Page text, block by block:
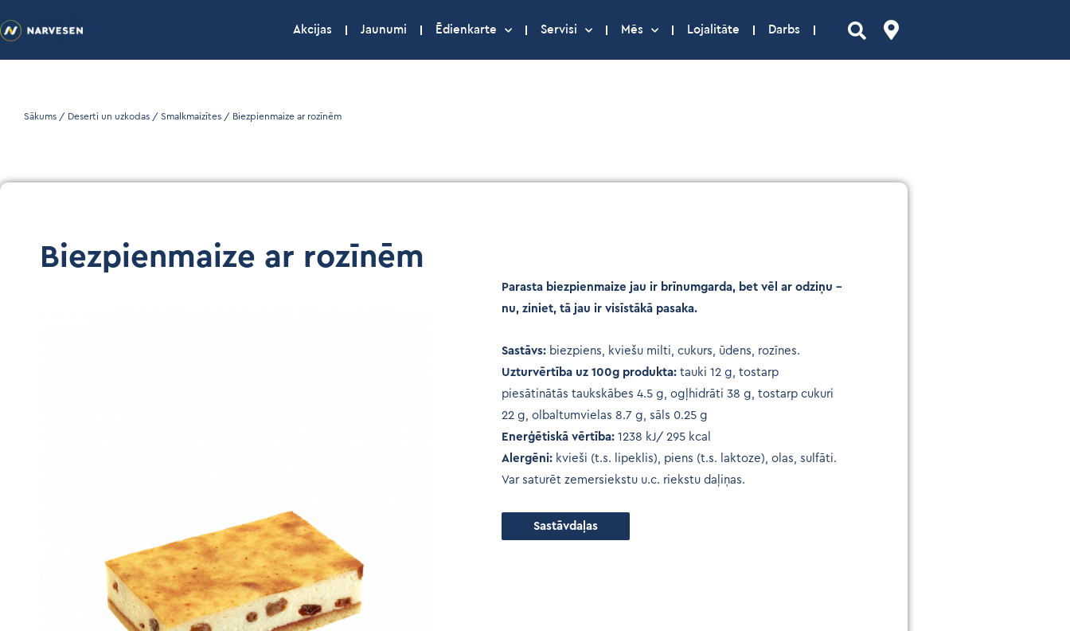
Akcijas Jaunumi Ēdienkarte Servisi Mēs Lojalitāte Darbs
Sākums / Deserti un uzkodas / Smalkmaizītes / Biezpienmaize ar rozīnēm
Biezpienmaize ar rozīnēm
Parasta biezpienmaize jau ir brīnumgarda, bet vēl ar odziņu –
nu, ziniet, tā jau ir visīstākā pasaka.
Sastāvs: biezpiens, kviešu milti, cukurs, ūdens, rozīnes.
Uzturvērtība uz 100g produkta: tauki 12 g, tostarp
piesātinātās taukskābes 4.5 g, ogļhidrāti 38 g, tostarp cukuri
22 g, olbaltumvielas 8.7 g, sāls 0.25 g
Enerģētiskā vērtība: 1238 kJ/ 295 kcal
Alergēni: kvieši (t.s. lipeklis), piens (t.s. laktoze), olas, sulfāti.
Var saturēt zemersiekstu u.c. riekstu daļiņas.
Sastāvdaļas